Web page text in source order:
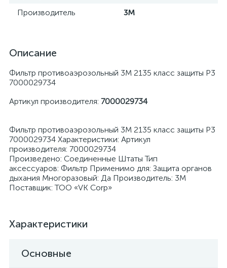
Производитель
3М
Описание
Фильтр противоаэрозольный 3М 2135 класс защиты Р3
7000029734
Артикул производителя: 7000029734
Фильтр противоаэрозольный 3М 2135 класс защиты Р3
7000029734 Характеристики: Артикул
производителя: 7000029734
Произведено: Соединенные Штаты Тип
аксессуаров: Фильтр Применимо для: Защита органов
дыхания Многоразовый: Да Производитель: 3М
Поставщик: ТОО «VK Corp»
Характеристики
Основные